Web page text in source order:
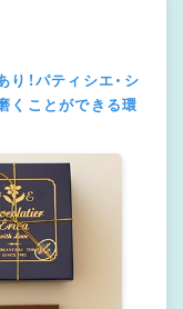
！パティシエ・シ
くことができる環